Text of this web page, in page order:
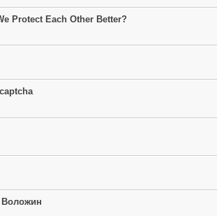
Protect Each Other Better?
Воложин